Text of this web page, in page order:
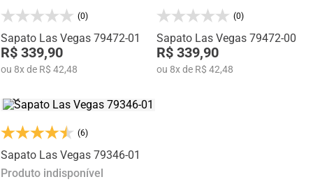
(0)
Sapato Las Vegas 79472-01
R$ 339,90
ou 8xde R$ 42,48
(0)
Sapato Las Vegas 79472-00
R$ 339,90
ou 8xde R$ 42,48
(6)
Sapato Las Vegas 79346-01
Produto indisponível